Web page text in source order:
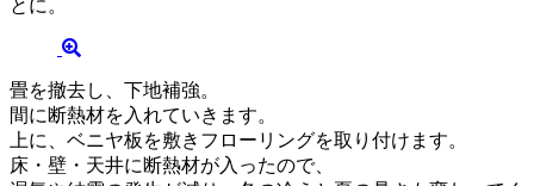
とに。
畳を撤去し、下地補強。
間に断熱材を入れていきます。
上に、ベニヤ板を敷きフローリングを取り付けます。
床・壁・天井に断熱材が入ったので、